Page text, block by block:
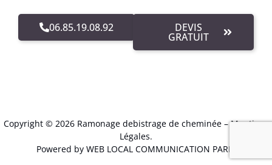
06.85.19.08.92 DEVIS
GRATUIT
Copyright © 2026 Ramonage debistrage de cheminée –Mentions
Légales.
Powered by WEB LOCAL COMMUNICATION PARIS